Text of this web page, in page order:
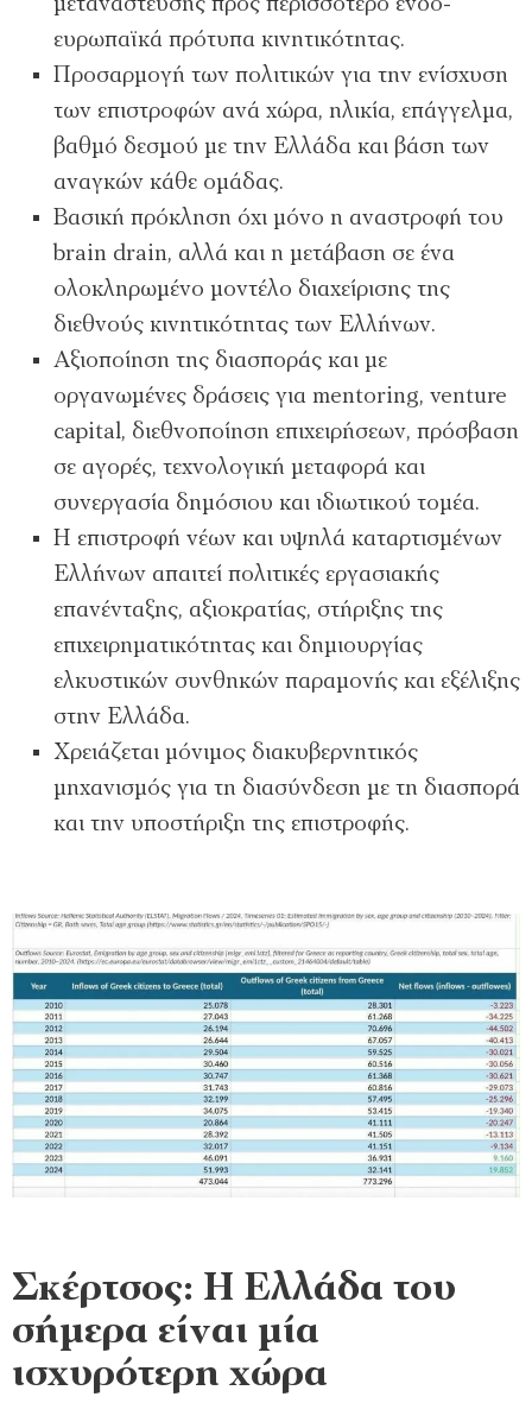
μετανάστευσης προς περισσότερο ενδο-
ευρωπαϊκά πρότυπα κινητικότητας.
Προσαρμογή των πολιτικών για την ενίσχυση
των επιστροφών ανά χώρα, ηλικία, επάγγελμα,
βαθμό δεσμού με την Ελλάδα και βάση των
αναγκών κάθε ομάδας.
Βασική πρόκληση όχι μόνο η αναστροφή του
brain drain, αλλά και η μετάβαση σε ένα
ολοκληρωμένο μοντέλο διαχείρισης της
διεθνούς κινητικότητας των Ελλήνων.
Αξιοποίηση της διασποράς και με
οργανωμένες δράσεις για mentoring, venture
capital, διεθνοποίηση επιχειρήσεων, πρόσβαση
σε αγορές, τεχνολογική μεταφορά και
συνεργασία δημόσιου και ιδιωτικού τομέα.
Η επιστροφή νέων και υψηλά καταρτισμένων
Ελλήνων απαιτεί πολιτικές εργασιακής
επανένταξης, αξιοκρατίας, στήριξης της
επιχειρηματικότητας και δημιουργίας
ελκυστικών συνθηκών παραμονής και εξέλιξης
στην Ελλάδα.
Χρειάζεται μόνιμος διακυβερνητικός
μηχανισμός για τη διασύνδεση με τη διασπορά
και την υποστήριξη της επιστροφής.
Σκέρτσος: Η Ελλάδα του
σήμερα είναι μία
ισχυρότερη χώρα